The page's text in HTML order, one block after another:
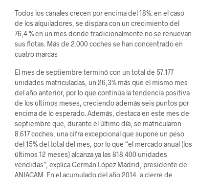
Todos los canales crecen por encima del 18%: en el caso
de los alquiladores, se dispara con un crecimiento del
76,4 % en un mes donde tradicionalmente no se renuevan
sus flotas. Más de 2.000 coches se han concentrado en
cuatro marcas
El mes de septiembre terminó con un total de 57.177
unidades matriculadas, un 26,3% más que el mismo mes
del año anterior, por lo que continúa la tendencia positiva
de los últimos meses, creciendo además seis puntos por
encima de lo esperado. Además, destaca en este mes de
septiembre que, durante el último día, se matricularon
8.617 coches, una cifra excepcional que supone un peso
del 15% del total del mes, por lo que “el mercado anual (los
últimos 12 meses) alcanza ya las 818.400 unidades
vendidas”, explica Germán López Madrid, presidente de
ANIACAM. En el acumulado del año 2014, a cierre de